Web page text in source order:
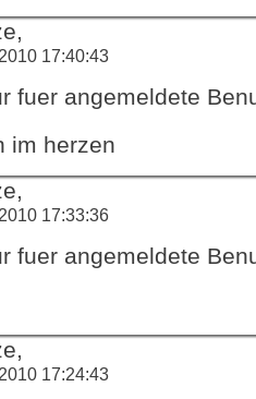
17:40:43
fuer angemeldete
im herzen
17:33:36
fuer angemeldete
17:24:43